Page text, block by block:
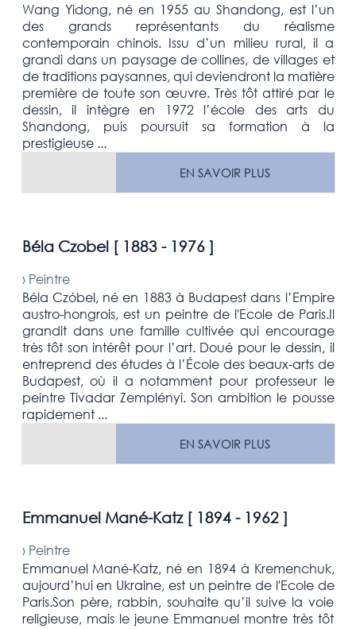
Wang Yidong, né en 1955 au Shandong, est l’un
des grands représentants du réalisme
contemporain chinois. Issu d’un milieu rural, il a
grandi dans un paysage de collines, de villages et
de traditions paysannes, qui deviendront la matière
première de toute son œuvre. Très tôt attiré par le
dessin, il intègre en 1972 l’école des arts du
Shandong, puis poursuit sa formation à la
prestigieuse ...
EN SAVOIR PLUS
Béla Czobel [ 1883 - 1976]
› Peintre
Béla Czóbel, né en 1883 à Budapest dans l’Empire
austro-hongrois, est un peintre de l'Ecole de Paris.Il
grandit dans une famille cultivée qui encourage
très tôt son intérêt pour l’art. Doué pour le dessin, il
entreprend des études à l’École des beaux-arts de
Budapest, où il a notamment pour professeur le
peintre Tivadar Zemplényi. Son ambition le pousse
rapidement ...
EN SAVOIR PLUS
Emmanuel Mané-Katz [ 1894 - 1962]
› Peintre
Emmanuel Mané-Katz, né en 1894 à Kremenchuk,
aujourd’hui en Ukraine, est un peintre de l'Ecole de
Paris.Son père, rabbin, souhaite qu’il suive la voie
religieuse, mais le jeune Emmanuel montre très tôt